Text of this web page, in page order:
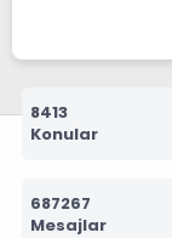
8413
Konular
687267
Mesajlar